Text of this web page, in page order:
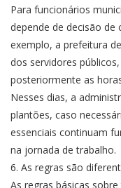
Para funcionários
depende de decisão de
exemplo, a prefeitura
dos servidores
posteriormente as
Nesses dias, a
plantões, caso
essenciais continuam
na jornada de trabalho.
6. As regras são
As regras básicas